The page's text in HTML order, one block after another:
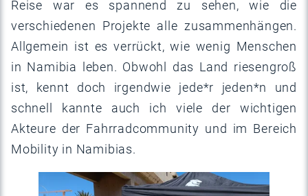
Reise war es spannend zu sehen, wie die
verschiedenen Projekte alle zusammenhängen.
Allgemein ist es verrückt, wie wenig Menschen
in Namibia leben. Obwohl das Land riesengroß
ist, kennt doch irgendwie jede*r jeden*n und
schnell kannte auch ich viele der wichtigen
Akteure der Fahrradcommunity und im Bereich
Mobility in Namibias.